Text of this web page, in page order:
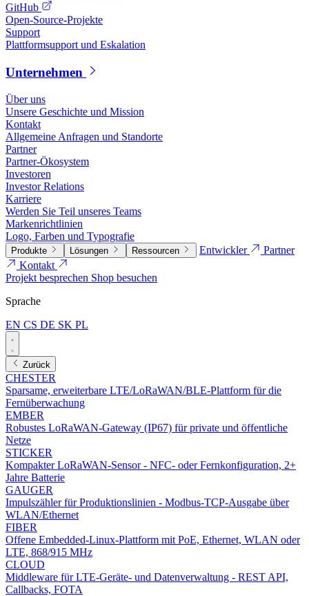
GitHub
Open-Source-Projekte
Support
Plattformsupport und Eskalation
Unternehmen
Über uns
Unsere Geschichte und Mission
Kontakt
Allgemeine Anfragen und Standorte
Partner
Partner-Ökosystem
Investoren
Investor Relations
Karriere
Werden Sie Teil unseres Teams
Markenrichtlinien
Logo, Farben und Typografie
Produkte Lösungen Ressourcen Entwickler
Partner
Kontakt
Projekt besprechen Shop besuchen
Sprache
EN CS DE SK PL
Zurück
CHESTER
Sparsame, erweiterbare LTE/LoRaWAN/BLE-Plattform für die
Fernüberwachung
EMBER
Robustes LoRaWAN-Gateway (IP67) für private und öffentliche
Netze
STICKER
Kompakter LoRaWAN-Sensor - NFC- oder Fernkonfiguration, 2+
Jahre Batterie
GAUGER
Impulszähler für Produktionslinien - Modbus-TCP-Ausgabe über
WLAN/Ethernet
FIBER
Offene Embedded-Linux-Plattform mit PoE, Ethernet, WLAN oder
LTE, 868/915 MHz
CLOUD
Middleware für LTE-Geräte- und Datenverwaltung - REST API,
Callbacks, FOTA